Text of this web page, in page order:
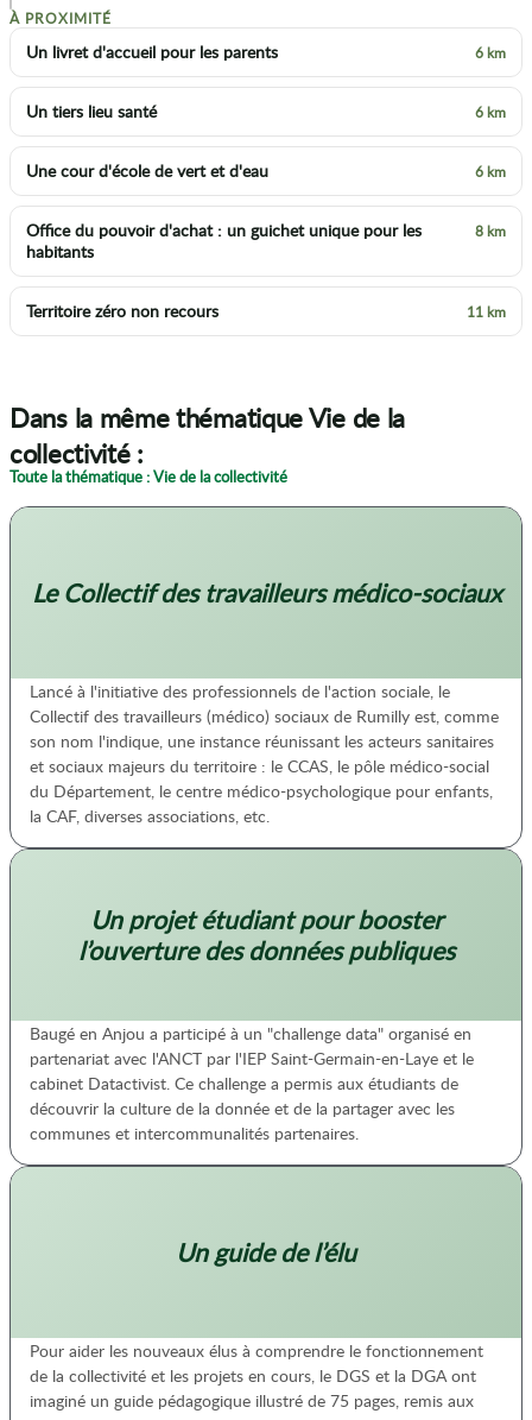
À PROXIMITÉ
Un livret d'accueil pour les parents 6 km
Un tiers lieu santé 6 km
Une cour d'école de vert et d'eau 6 km
Office du pouvoir d'achat : un guichet unique pour les
habitants
8 km
Territoire zéro non recours 11 km
Dans la même thématique Vie de la
collectivité :
Toute la thématique : Vie de la collectivité
Le Collectif des travailleurs médico-sociaux
Lancé à l'initiative des professionnels de l'action sociale, le
Collectif des travailleurs (médico) sociaux de Rumilly est, comme
son nom l'indique, une instance réunissant les acteurs sanitaires
et sociaux majeurs du territoire : le CCAS, le pôle médico-social
du Département, le centre médico-psychologique pour enfants,
la CAF, diverses associations, etc.
Un projet étudiant pour booster
l’ouverture des données publiques
Baugé en Anjou a participé à un "challenge data" organisé en
partenariat avec l'ANCT par l'IEP Saint-Germain-en-Laye et le
cabinet Datactivist. Ce challenge a permis aux étudiants de
découvrir la culture de la donnée et de la partager avec les
communes et intercommunalités partenaires.
Un guide de l’élu
Pour aider les nouveaux élus à comprendre le fonctionnement
de la collectivité et les projets en cours, le DGS et la DGA ont
imaginé un guide pédagogique illustré de 75 pages, remis aux